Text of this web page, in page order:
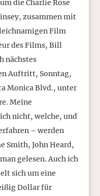
die Charlie Rose
zusammen mit
Film
des Films, Bill
nächstes
Auftritt, Sonntag,
Monica Blvd., unter
Meine
nicht, welche, und
– werden
Smith, John Heard,
gelesen. Auch ich
sich um eine
Dollar für